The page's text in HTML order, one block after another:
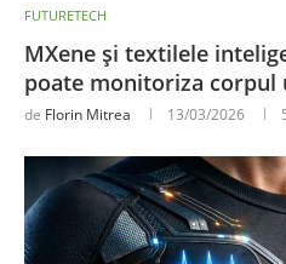
FUTURETECH
MXene și textilele
poate monitoriza corpul
de Florin Mitrea 13/03/2026